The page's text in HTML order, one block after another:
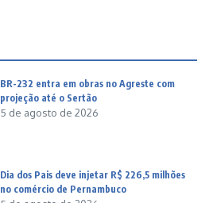
BR-232 entra em obras no Agreste com
projeção até o Sertão
5 de agosto de 2026
Dia dos Pais deve injetar R$ 226,5 milhões
no comércio de Pernambuco